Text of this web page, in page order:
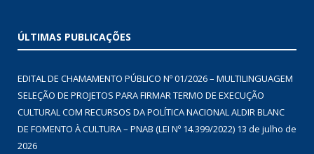
ÚLTIMAS PUBLICAÇÕES
EDITAL DE CHAMAMENTO PÚBLICO Nº 01/2026 – MULTILINGUAGEM
SELEÇÃO DE PROJETOS PARA FIRMAR TERMO DE EXECUÇÃO
CULTURAL COM RECURSOS DA POLÍTICA NACIONAL ALDIR BLANC
DE FOMENTO À CULTURA – PNAB (LEI Nº 14.399/2022) 13 de julho de
2026